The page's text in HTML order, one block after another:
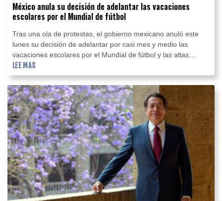
México anula su decisión de adelantar las vacaciones
escolares por el Mundial de fútbol
Tras una ola de protestas, el gobierno mexicano anuló este
lunes su decisión de adelantar por casi mes y medio las
vacaciones escolares por el Mundial de fútbol y las altas
temperaturas en algunas regiones, informó la Secretaría de
Educación.
LEE MAS